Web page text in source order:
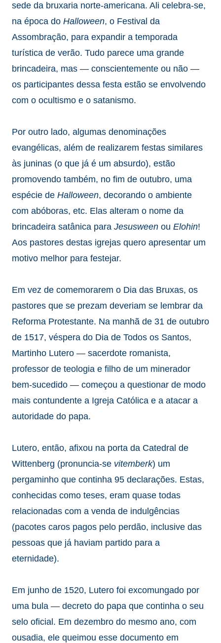
sede da bruxaria norte-americana. Ali celebra-se,
na época do Halloween, o Festival da
Assombração, para expandir a temporada
turística de verão. Tudo parece uma grande
brincadeira, mas — conscientemente ou não —
os participantes dessa festa estão se envolvendo
com o ocultismo e o satanismo.
Por outro lado, algumas denominações
evangélicas, além de realizarem festas similares
às juninas (o que já é um absurdo), estão
promovendo também, no fim de outubro, uma
espécie de Halloween, decorando o ambiente
com abóboras, etc. Elas alteram o nome da
brincadeira satânica para Jesusween ou Elohin!
Aos pastores destas igrejas quero apresentar um
motivo melhor para festejar.
Em vez de comemorarem o Dia das Bruxas, os
pastores que se prezam deveriam se lembrar da
Reforma Protestante. Na manhã de 31 de outubro
de 1517, véspera do Dia de Todos os Santos,
Martinho Lutero — sacerdote romanista,
professor de teologia e filho de um minerador
bem-sucedido — começou a questionar de modo
mais contundente a Igreja Católica e a atacar a
autoridade do papa.
Lutero, então, afixou na porta da Catedral de
Wittenberg (pronuncia-se vitemberk) um
pergaminho que continha 95 declarações. Estas,
conhecidas como teses, eram quase todas
relacionadas com a venda de indulgências
(pacotes caros pagos pelo perdão, inclusive das
pessoas que já haviam partido para a
eternidade).
Em junho de 1520, Lutero foi excomungado por
uma bula — decreto do papa que continha o seu
selo oficial. Em dezembro do mesmo ano, com
ousadia, ele queimou esse documento em